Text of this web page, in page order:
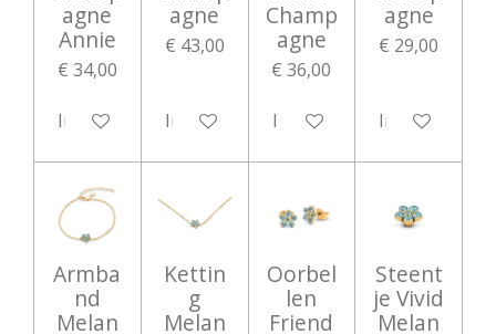
agne
Annie
€ 34,00
In winkelwagen
agne
€ 43,00
In winkelwagen
Champ
agne
€ 36,00
In winkelwagen
agne
€ 29,00
In
Armba
nd
Melan
Kettin
g
Melan
Oorbel
len
Friend
Steent
je Vivid
Melan